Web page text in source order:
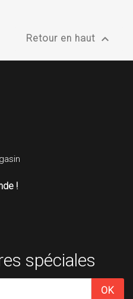
Retour en haut 
!
spéciales